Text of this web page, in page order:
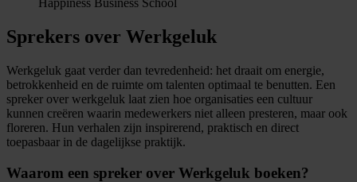
Happiness Business School
Sprekers over Werkgeluk
Werkgeluk gaat verder dan tevredenheid: het draait om energie,
betrokkenheid en de ruimte om talenten optimaal te benutten. Een
spreker over werkgeluk laat zien hoe organisaties een cultuur
kunnen creëren waarin medewerkers niet alleen presteren, maar ook
floreren. Hun verhalen zijn inspirerend, praktisch en direct
toepasbaar in de dagelijkse praktijk.
Waarom een spreker over Werkgeluk boeken?